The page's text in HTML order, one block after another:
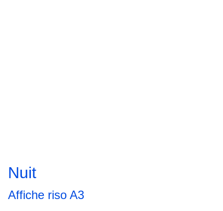
Nuit
Affiche riso A3